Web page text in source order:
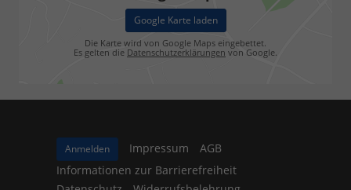
Google Karte laden
Die Karte wird von Google Maps eingebettet.
Es gelten die Datenschutzerklärungen von Google.
Anmelden Impressum
AGB
Informationen zur Barrierefreiheit